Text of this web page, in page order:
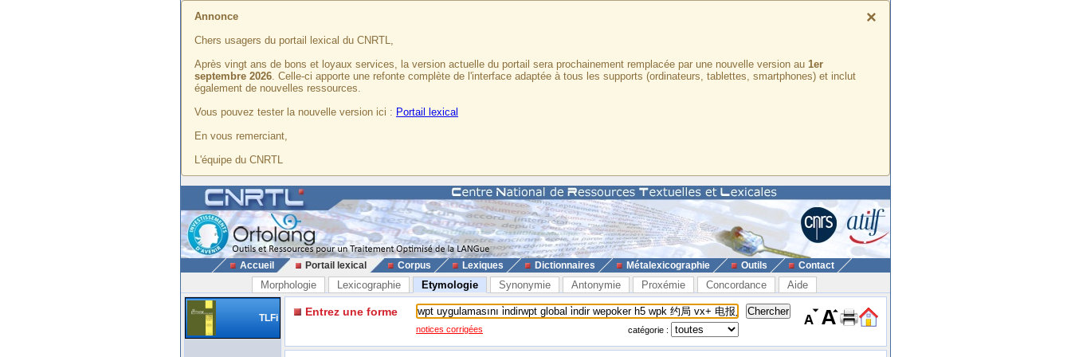
×
Annonce
Chers usagers du portail lexical du CNRTL,
Après vingt ans de bons et loyaux services, la version actuelle du portail sera prochainement remplacée par une nouvelle version au 1er
septembre 2026. Celle-ci apporte une refonte complète de l'interface adaptée à tous les supports (ordinateurs, tablettes, smartphones) et inclut
également de nouvelles ressources.
Vous pouvez tester la nouvelle version ici : Portail lexical
En vous remerciant,
L'équipe du CNRTL
Accueil Portail lexical Corpus Lexiques Dictionnaires Métalexicographie Outils Contact
Morphologie Lexicographie Etymologie Synonymie Antonymie Proxémie Concordance Aide
TLFi Entrez une forme
notices corrigées catégorie :